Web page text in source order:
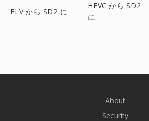
FLV から SD2 に
HEVC から SD2
に
About
Security